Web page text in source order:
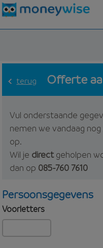
terug Offerte
Vul onderstaande
nemen we vandaag
op.
Wil je directgeholpen
dan op 085-760 7610
Persoonsgegevens
Voorletters